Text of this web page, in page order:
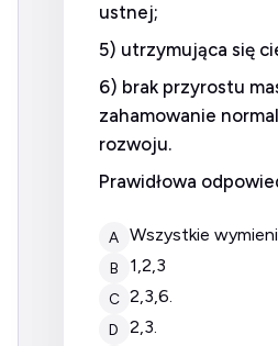
ustnej;
5) utrzymująca się
6) brak przyrostu
zahamowanie
rozwoju.
Prawidłowa
A wszystkie
B 1,2,3
C 2,3,6.
D 2,3.